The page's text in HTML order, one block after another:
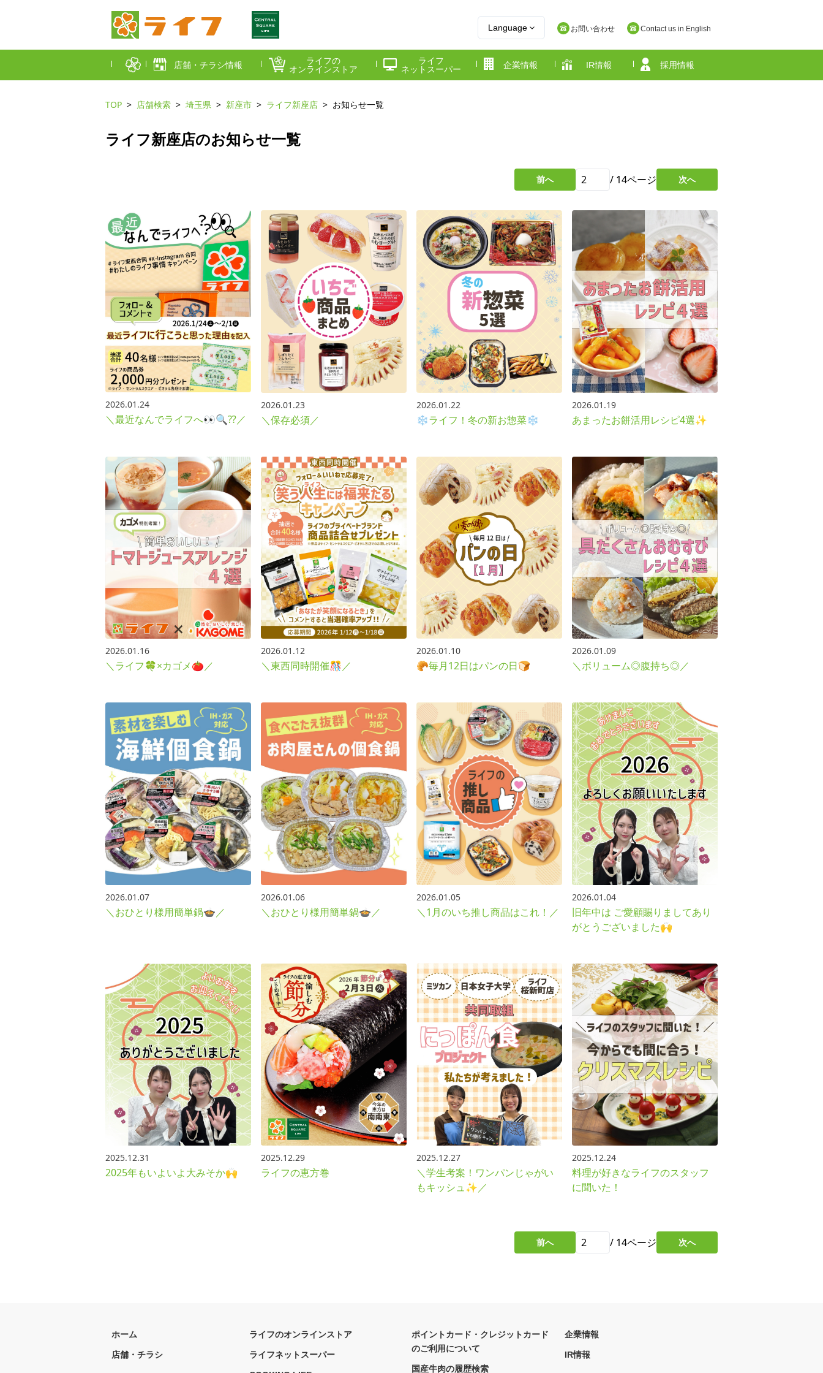
Language お問い合わせ Contact us in English
店舗・チラシ情報
東京都
奈良県
ライフの
オンラインストア
ライフ
ネットスーパー
企業情報 IR情報 採用情報
TOP 店舗検索 埼玉県 新座市 ライフ新座店 お知らせ一覧
ライフ新座店のお知らせ一覧
前へ / 14ページ 次へ
2026.01.24
＼最近なんでライフへ👀🔍⁇／
2026.01.23
＼保存必須／
2026.01.22
❄ライフ！冬の新お惣菜❄
2026.01.19
あまったお餅活用レシピ4選✨
2026.01.16
＼ライフ🍀×カゴメ🍅／
2026.01.12
＼東西同時開催🎊／
2026.01.10
🥐毎月12日はパンの日🍞
2026.01.09
＼ボリューム◎腹持ち◎／
2026.01.07
＼おひとり様用簡単鍋🍲／
2026.01.06
＼おひとり様用簡単鍋🍲／
2026.01.05
＼1月のいち推し商品はこれ！／
2026.01.04
旧年中は ご愛顧賜りましてあり
がとうございました🙌
2025.12.31
2025年もいよいよ大みそか🙌
2025.12.29
ライフの恵方巻
2025.12.27
＼学生考案！ワンパンじゃがい
もキッシュ✨／
2025.12.24
料理が好きなライフのスタッフ
に聞いた！
前へ / 14ページ 次へ
ホーム
店舗・チラシ
ライフのオンラインストア
ライフネットスーパー
ポイントカード・クレジットカード
のご利用について
国産牛肉の履歴検索
企業情報
IR情報